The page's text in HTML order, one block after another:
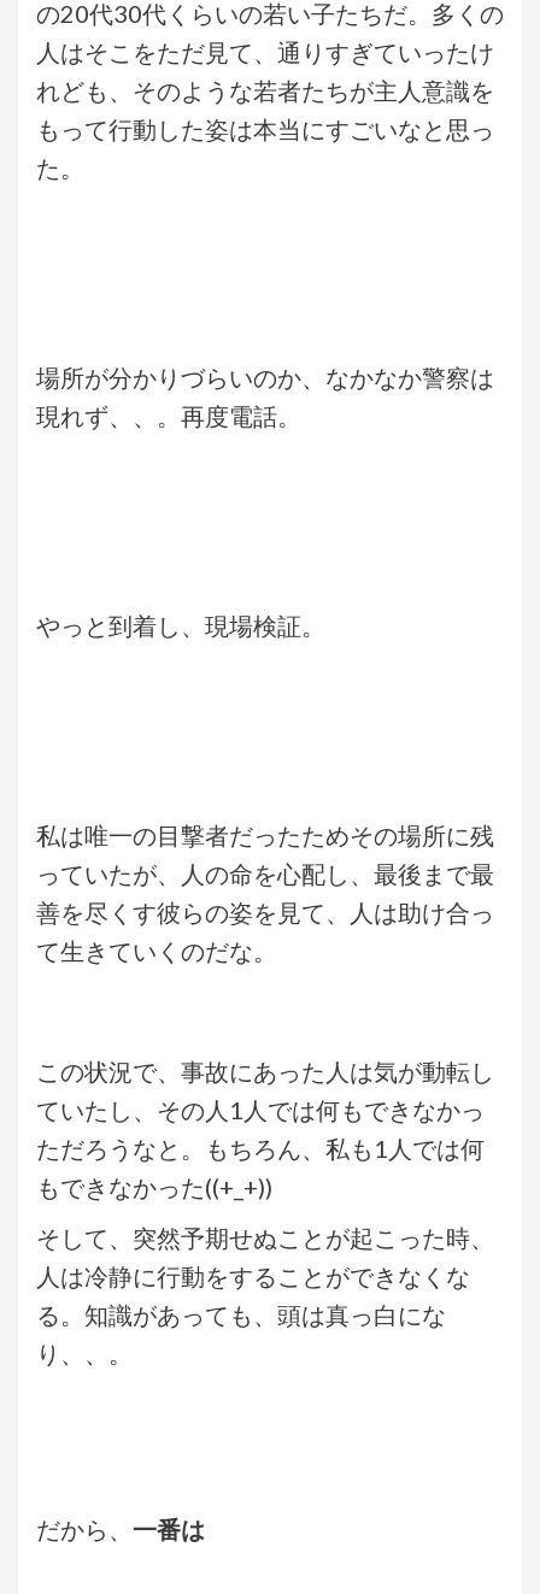
の20代30代くらいの若い子たちだ。多くの
人はそこをただ見て、通りすぎていったけ
れども、そのような若者たちが主人意識を
もって行動した姿は本当にすごいなと思っ
た。
場所が分かりづらいのか、なかなか警察は
現れず、、。再度電話。
やっと到着し、現場検証。
私は唯一の目撃者だったためその場所に残
っていたが、人の命を心配し、最後まで最
善を尽くす彼らの姿を見て、人は助け合っ
て生きていくのだな。
この状況で、事故にあった人は気が動転し
ていたし、その人1人では何もできなかっ
ただろうなと。もちろん、私も1人では何
もできなかった((+_+))
そして、突然予期せぬことが起こった時、
人は冷静に行動をすることができなくな
る。知識があっても、頭は真っ白にな
り、、。
だから、 一番は